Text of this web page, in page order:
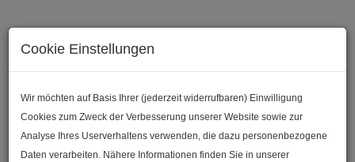
Beschreibung
Cookie Einstellungen
Wir möchten auf Basis Ihrer (jederzeit widerrufbaren) Einwilligung
Cookies zum Zweck der Verbesserung unserer Website sowie zur
Analyse Ihres Userverhaltens verwenden, die dazu personenbezogene
Daten verarbeiten. Nähere Informationen finden Sie in unserer